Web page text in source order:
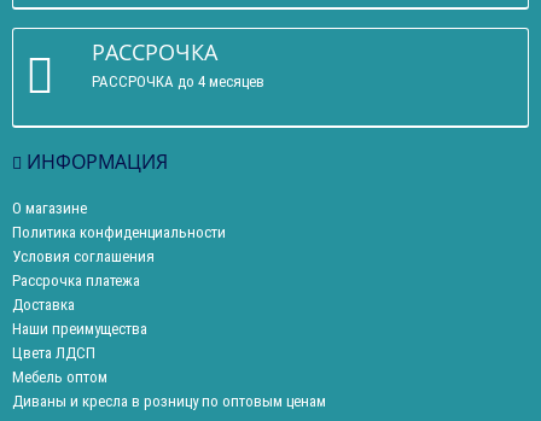
РАССРОЧКА
РАССРОЧКА до 4 месяцев
ИНФОРМАЦИЯ
О магазине
Политика конфиденциальности
Условия соглашения
Рассрочка платежа
Доставка
Наши преимущества
Цвета ЛДСП
Мебель оптом
Диваны и кресла в розницу по оптовым ценам